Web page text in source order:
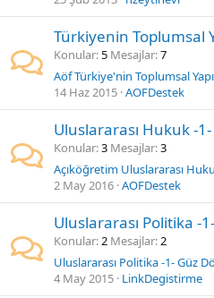
Türkiyenin Toplumsal
Konular 5 Mesajlar 7
Aöf Türkiye'nin Toplumsal
14 Haz 2015 AOFDestek
Uluslararası Hukuk -1-
Konular 3 Mesajlar 3
Açıköğretim Uluslararası
2 May 2016 AOFDestek
Uluslararası Politika -1-
Konular 2 Mesajlar 2
Uluslararası Politika -1- Güz
4 May 2015 LinkDegistirme